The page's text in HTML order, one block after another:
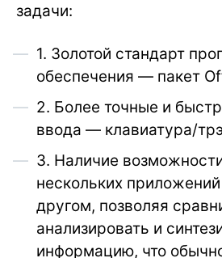
задачи:
1. Золотой стандарт
обеспечения — пакет
2. Более точные и
ввода — клавиатура/
3. Наличие
нескольких
другом, позволяя
анализировать и
информацию, что